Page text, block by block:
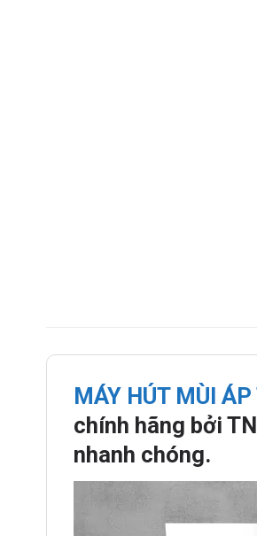
MÁY HÚT MÙI
chính hãng bởi
nhanh chóng.